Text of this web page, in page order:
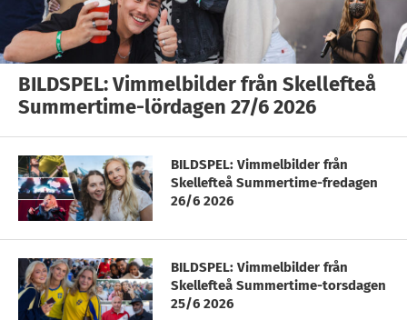
BILDSPEL: Vimmelbilder från Skellefteå
Summertime-lördagen 27/6 2026
BILDSPEL: Vimmelbilder från
Skellefteå Summertime-fredagen
26/6 2026
BILDSPEL: Vimmelbilder från
Skellefteå Summertime-torsdagen
25/6 2026